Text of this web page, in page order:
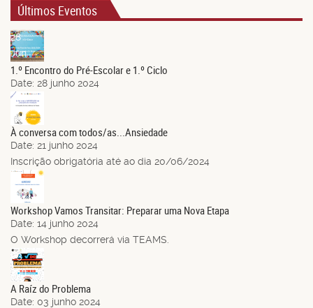
Últimos Eventos
28
Jun.
1.º Encontro do Pré-Escolar e 1.º Ciclo
Date: 28 junho 2024
21
Jun.
À conversa com todos/as...Ansiedade
Date: 21 junho 2024
Inscrição obrigatória até ao dia 20/06/2024
Jun.
Workshop Vamos Transitar: Preparar uma Nova Etapa
Date: 14 junho 2024
O Workshop decorrerá via TEAMS.
03
Jun.
A Raíz do Problema
Date: 03 junho 2024